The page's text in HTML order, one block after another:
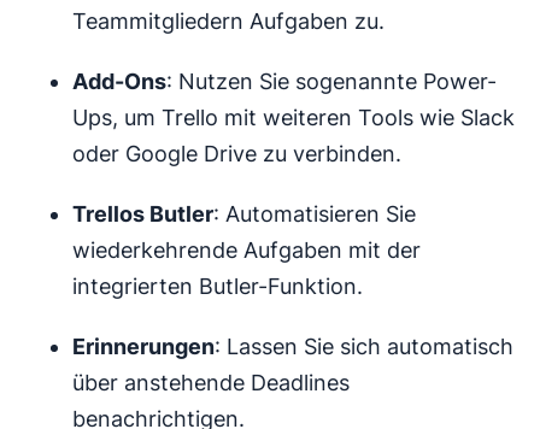
Teammitgliedern Aufgaben zu.
Add-Ons: Nutzen Sie sogenannte Power-
Ups, um Trello mit weiteren Tools wie Slack
oder Google Drive zu verbinden.
Trellos Butler: Automatisieren Sie
wiederkehrende Aufgaben mit der
integrierten Butler-Funktion.
Erinnerungen: Lassen Sie sich automatisch
über anstehende Deadlines
benachrichtigen.